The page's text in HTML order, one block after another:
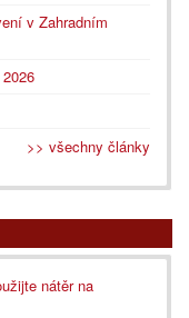
v Zahradním
>> všechny články
nátěr na